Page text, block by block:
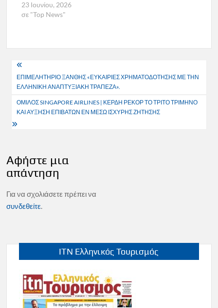
23 Ιουνίου, 2026
σε "Top News"
Πλοήγηση
άρθρων
ΕΠΙΜΕΛΗΤΗΡΙΟ ΞΑΝΘΗΣ «ΕΥΚΑΙΡΙΕΣ ΧΡΗΜΑΤΟΔΟΤΗΣΗΣ ΜΕ ΤΗΝ
ΕΛΛΗΝΙΚΗ ΑΝΑΠΤΥΞΙΑΚΗ ΤΡΑΠΕΖΑ».
ΟΜΙΛΟΣ SINGAPORE AIRLINES | ΚΕΡΔΗ ΡΕΚΟΡ ΤΟ ΤΡΙΤΟ ΤΡΙΜΗΝΟ
ΚΑΙ ΑΥΞΗΣΗ ΕΠΙΒΑΤΩΝ ΕΝ ΜΕΣΩ ΙΣΧΥΡΗΣ ΖΗΤΗΣΗΣ
Αφήστε μια
απάντηση
Για να σχολιάσετε πρέπει να
συνδεθείτε.
ITN Ελληνικός Τουρισμός